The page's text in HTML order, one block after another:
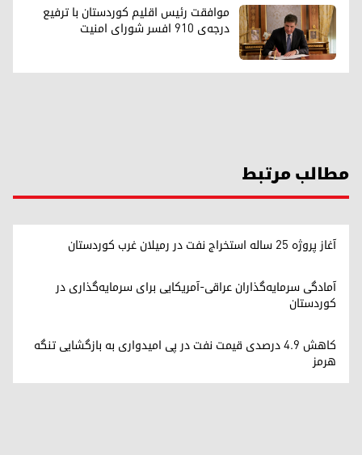
موافقت رئیس اقلیم کوردستان با ترفیع
درجه‌ی ۹۱۰ افسر شورای امنیت
مطالب مرتبط
آغاز پروژه ۲۵ ساله استخراج نفت در رميلان غرب کوردستان
آمادگی سرمایه‌گذاران عراقی-آمریکایی برای سرمایه‌گذاری در
کوردستان
کاهش ۴.۹ درصدی قیمت نفت در پی امیدواری به بازگشایی تنگه
هرمز